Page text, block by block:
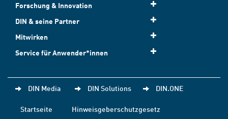
Forschung & Innovation
DIN & seine Partner
Mitwirken
Service für Anwender*innen
DIN Media DIN Solutions DIN.ONE
Startseite
Hinweisgeberschutzgesetz